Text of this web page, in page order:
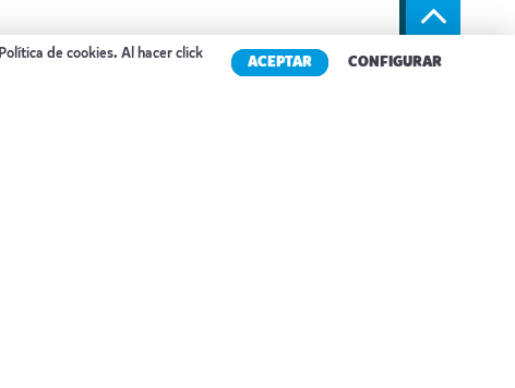
Política de cookies. Al hacer click
ACEPTAR CONFIGURAR